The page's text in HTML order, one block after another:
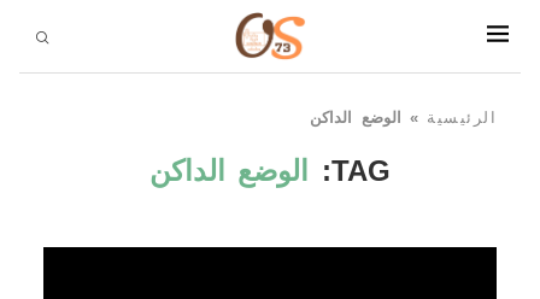
الرئيسية » الوضع الداكن
TAG: الوضع الداكن